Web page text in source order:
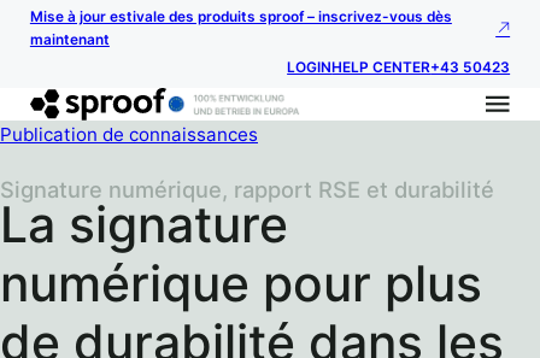
Mise à jour estivale des produits sproof – inscrivez-vous dès
maintenant
LOGINHELP CENTER+43 50423
Publication de connaissances
La signature
numérique pour plus
de durabilité dans les
Signature numérique, rapport RSE et durabilité